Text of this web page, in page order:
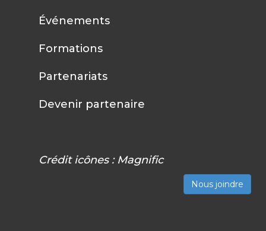
Événements
Formations
Partenariats
Devenir partenaire
Crédit icônes : Magnific
Nous joindre